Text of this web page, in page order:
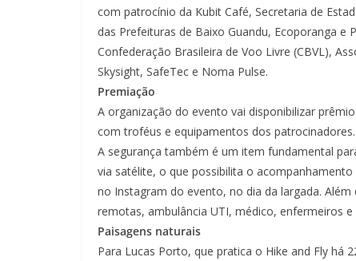
com patrocínio da Kubit Café, Secretaria de
das Prefeituras de Baixo Guandu, Ecoporanga e
Confederação Brasileira de Voo Livre (CBVL),
Skysight, SafeTec e Noma Pulse.
Premiação
A organização do evento vai disponibilizar
com troféus e equipamentos dos
A segurança também é um item fundamental
via satélite, o que possibilita o
no Instagram do evento, no dia da largada.
remotas, ambulância UTI, médico, enfermeiros e
Paisagens naturais
Para Lucas Porto, que pratica o Hike and Fly há